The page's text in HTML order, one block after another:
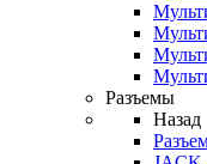
Разъемы
Назад